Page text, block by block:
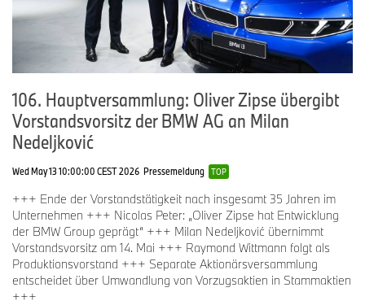
106. Hauptversammlung: Oliver Zipse übergibt
Vorstandsvorsitz der BMW AG an Milan
Nedeljković
Wed May 13 10:00:00 CEST 2026 Pressemeldung TOP
+++ Ende der Vorstandstätigkeit nach insgesamt 35 Jahren im
Unternehmen +++ Nicolas Peter: „Oliver Zipse hat Entwicklung
der BMW Group geprägt“ +++ Milan Nedeljković übernimmt
Vorstandsvorsitz am 14. Mai +++ Raymond Wittmann folgt als
Produktionsvorstand +++ Separate Aktionärsversammlung
entscheidet über Umwandlung von Vorzugsaktien in Stammaktien
+++